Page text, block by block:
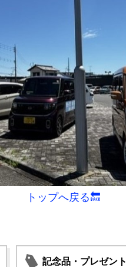
トップへ戻る🔙
記念品・プレゼント